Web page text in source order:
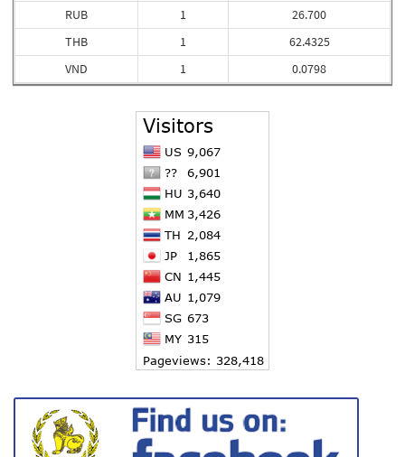
RUB
THB
VND
1
1
1
26.700
62.4325
0.0798